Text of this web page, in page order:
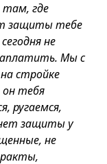
где
защиты тебе
не
Мы с
стройке
он тебя
ругаемся,
защиты у
не